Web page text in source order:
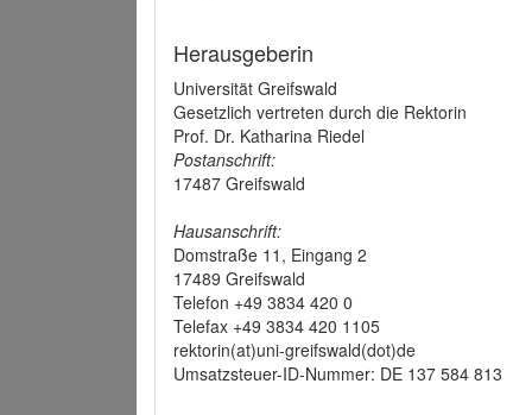
Herausgeberin
Universität Greifswald
Gesetzlich vertreten durch die Rektorin
Prof. Dr. Katharina Riedel
Postanschrift:
17487 Greifswald
Hausanschrift:
Domstraße 11, Eingang 2
17489 Greifswald
Telefon +49 3834 420 0
Telefax +49 3834 420 1105
rektorin(at)uni-greifswald(dot)de
Umsatzsteuer-ID-Nummer: DE 137 584 813